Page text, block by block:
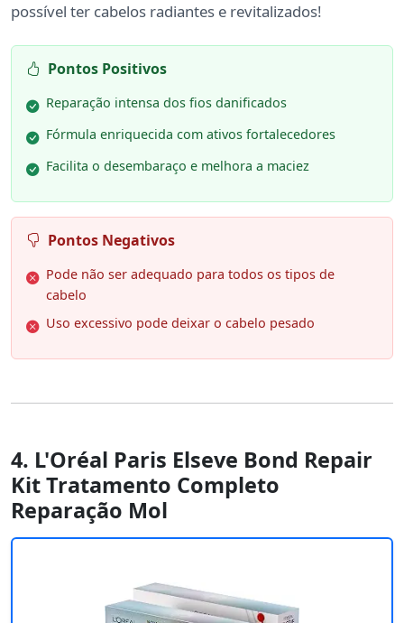
possível ter cabelos radiantes e revitalizados!
Pontos Positivos
Reparação intensa dos fios danificados
Fórmula enriquecida com ativos fortalecedores
Facilita o desembaraço e melhora a maciez
Pontos Negativos
Pode não ser adequado para todos os tipos de
cabelo
Uso excessivo pode deixar o cabelo pesado
4. L'Oréal Paris Elseve Bond Repair
Kit Tratamento Completo
Reparação Mol